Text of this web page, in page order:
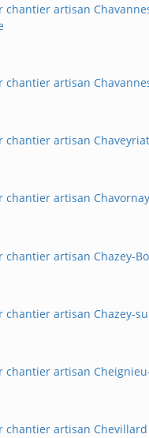
chantier artisan
chantier artisan
chantier artisan Chaveyriat
chantier artisan Chavornay
chantier artisan Chazey-
chantier artisan Chazey-
chantier artisan
chantier artisan Chevillard